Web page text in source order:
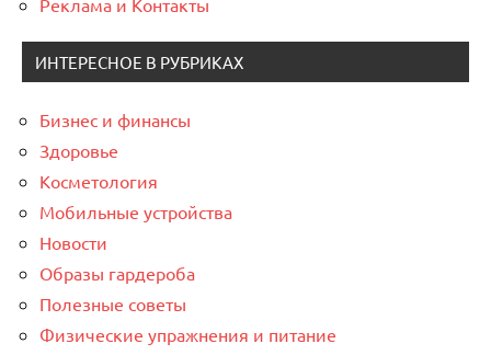
ИНТЕРЕСНОЕ В РУБРИКАХ
Бизнес и финансы
Здоровье
Косметология
Мобильные устройства
Новости
Образы гардероба
Полезные советы
Физические упражнения и питание